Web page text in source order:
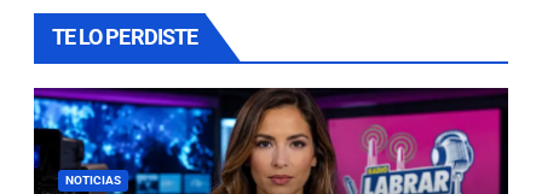
TE LO PERDISTE
NOTICIAS